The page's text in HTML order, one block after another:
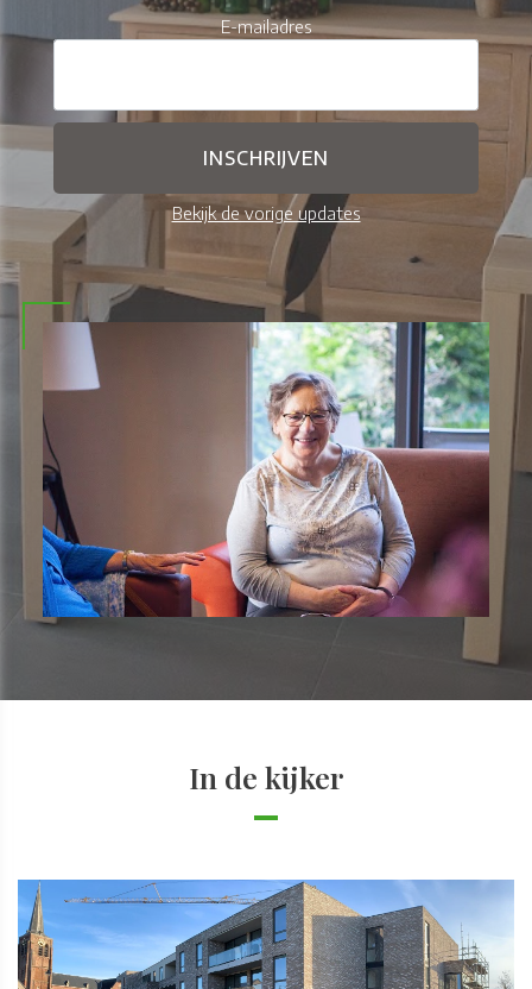
E-mailadres
Bekijk de vorige updates
In de kijker